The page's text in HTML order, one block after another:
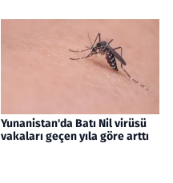
Yunanistan'da Batı Nil virüsü
vakaları geçen yıla göre arttı